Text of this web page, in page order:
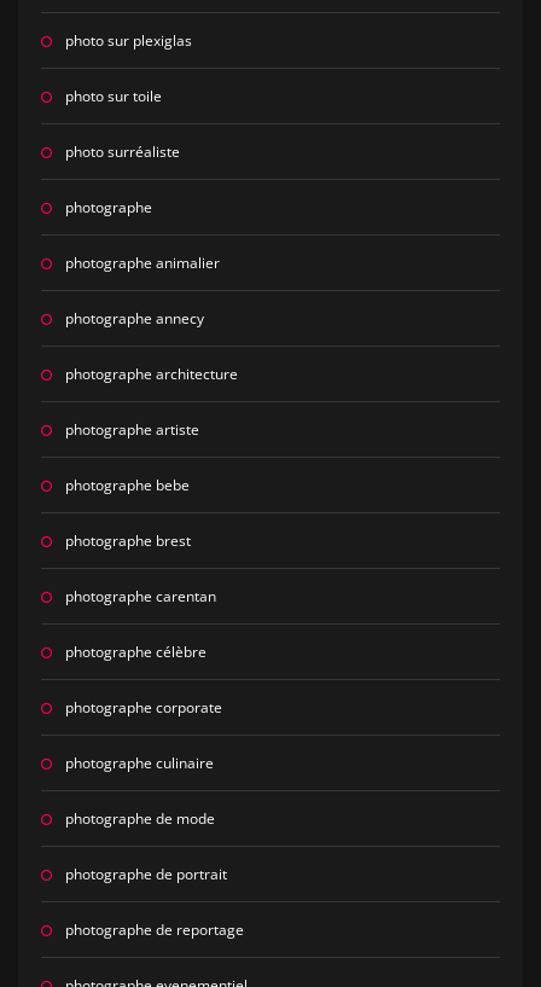
photo sur plexiglas
photo sur toile
photo surréaliste
photographe
photographe animalier
photographe annecy
photographe architecture
photographe artiste
photographe bebe
photographe brest
photographe carentan
photographe célèbre
photographe corporate
photographe culinaire
photographe de mode
photographe de portrait
photographe de reportage